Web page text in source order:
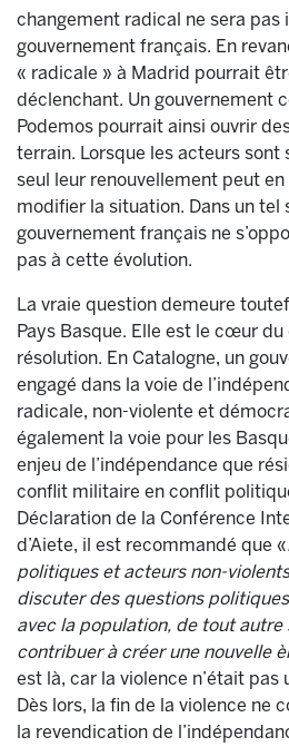
changement radical ne sera pas
gouvernement français. En
« radicale » à Madrid pourrait
déclenchant. Un gouvernement
Podemos pourrait ainsi ouvrir
terrain. Lorsque les acteurs sont
seul leur renouvellement peut
modifier la situation. Dans un tel
gouvernement français ne
pas à cette évolution.
La vraie question demeure
Pays Basque. Elle est le cœur
résolution. En Catalogne, un
engagé dans la voie de
radicale, non-violente et
également la voie pour les
enjeu de l’indépendance que
conflit militaire en conflit
Déclaration de la Conférence
d’Aiete, il est recommandé que «
politiques et acteurs non-
discuter des questions
avec la population, de tout
contribuer à créer une nouvelle
est là, car la violence n’était pas
Dès lors, la fin de la violence ne
la revendication de